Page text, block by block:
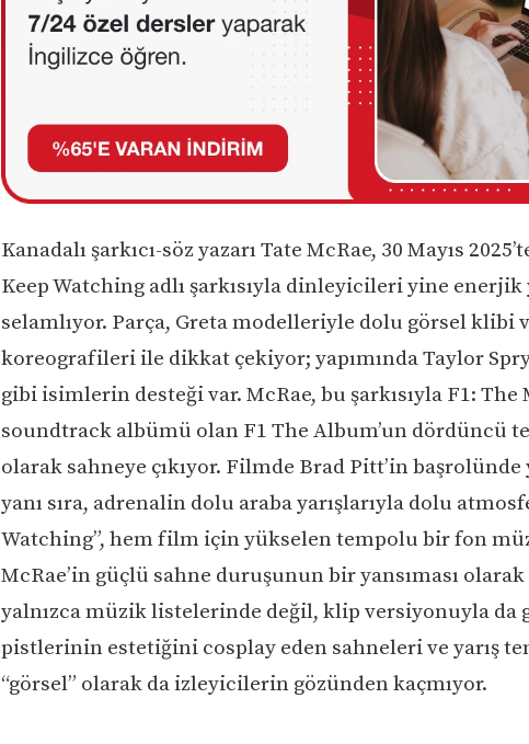
Kanadalı şarkıcı-söz yazarı Tate McRae, 30 Mayıs
Keep Watching adlı şarkısıyla dinleyicileri yine
selamlıyor. Parça, Greta modelleriyle dolu görsel klibi
koreografileri ile dikkat çekiyor; yapımında Taylor
gibi isimlerin desteği var. McRae, bu şarkısıyla F1: The
soundtrack albümü olan F1 The Album’un dördüncü
olarak sahneye çıkıyor. Filmde Brad Pitt’in başrolünde
yanı sıra, adrenalin dolu araba yarışlarıyla dolu
Watching”, hem film için yükselen tempolu bir fon
McRae’in güçlü sahne duruşunun bir yansıması olarak
yalnızca müzik listelerinde değil, klip versiyonuyla da
pistlerinin estetiğini cosplay eden sahneleri ve yarış
“görsel” olarak da izleyicilerin gözünden kaçmıyor.